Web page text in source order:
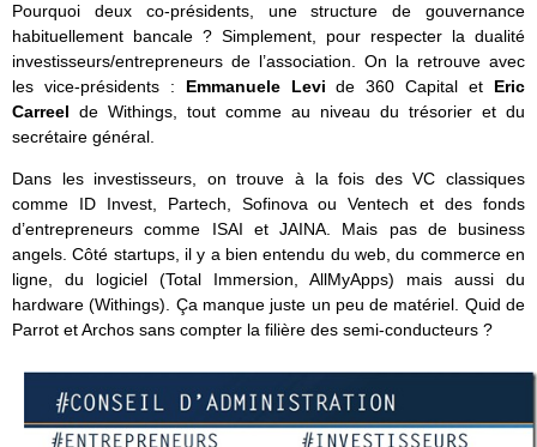
Pourquoi deux co-présidents, une structure de gouvernance
habituellement bancale ? Simplement, pour respecter la dualité
investisseurs/entrepreneurs de l’association. On la retrouve avec
les vice-présidents : Emmanuele Levide 360 Capital et Eric
Carreel de Withings, tout comme au niveau du trésorier et du
secrétaire général.
Dans les investisseurs, on trouve à la fois des VC classiques
comme ID Invest, Partech, Sofinova ou Ventech et des fonds
d’entrepreneurs comme ISAI et JAINA. Mais pas de business
angels. Côté startups, il y a bien entendu du web, du commerce en
ligne, du logiciel (Total Immersion, AllMyApps) mais aussi du
hardware (Withings). Ça manque juste un peu de matériel. Quid de
Parrot et Archos sans compter la filière des semi-conducteurs ?